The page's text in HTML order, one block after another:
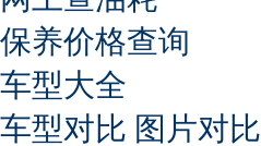
保养价格查询
车型大全
车型对比 图片对比